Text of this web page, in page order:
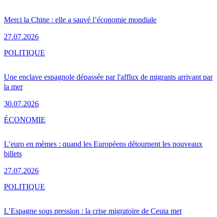
Merci la Chine : elle a sauvé l’économie mondiale
27.07.2026
Une enclave espagnole dépassée par l'afflux de migrants arrivant par
la mer
30.07.2026
POLITIQUE
L’euro en mèmes : quand les Européens détournent les nouveaux
billets
27.07.2026
ÉCONOMIE
L’Espagne sous pression : la crise migratoire de Ceuta met
POLITIQUE